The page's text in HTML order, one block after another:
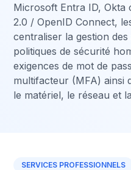
Microsoft Entra ID, Okta
2.0 / OpenID Connect,
centraliser la gestion
politiques de sécurité
exigences de mot de
multifacteur (MFA) ainsi
le matériel, le réseau et
SERVICES PROFESSIONNELS